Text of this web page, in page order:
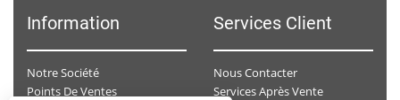
Information
Notre Société
Points De Ventes
Services Client
Nous Contacter
Services Après Vente